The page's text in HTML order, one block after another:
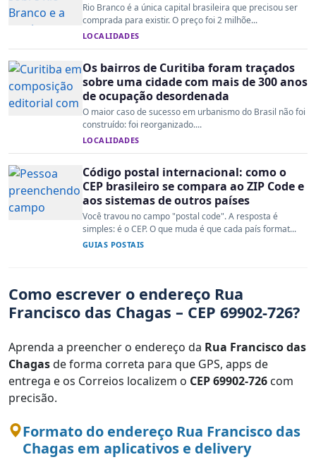
Rio Branco é a única capital brasileira que precisou ser
comprada para existir. O preço foi 2 milhõe...
LOCALIDADES
Os bairros de Curitiba foram traçados
sobre uma cidade com mais de 300 anos
de ocupação desordenada
O maior caso de sucesso em urbanismo do Brasil não foi
construído: foi reorganizado....
LOCALIDADES
Código postal internacional: como o
CEP brasileiro se compara ao ZIP Code e
aos sistemas de outros países
Você travou no campo "postal code". A resposta é
simples: é o CEP. O que muda é que cada país format...
GUIAS POSTAIS
Como escrever o endereço Rua
Francisco das Chagas – CEP 69902-726?
Aprenda a preencher o endereço da Rua Francisco das
Chagasde forma correta para que GPS, apps de
entrega e os Correios localizem o CEP 69902-726 com
precisão.
Formato do endereço Rua Francisco das
Chagas em aplicativos e delivery